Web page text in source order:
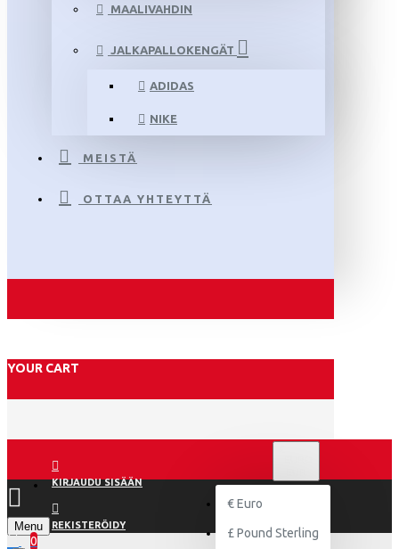
MAALIVAHDIN
JALKAPALLOKENGÄT
ADIDAS
NIKE
MEISTÄ
OTTAA YHTEYTTÄ
YOUR CART
KIRJAUDU SISÄÄN
REKISTERÖIDY
€ Euro
£ Pound Sterling
Menu
0